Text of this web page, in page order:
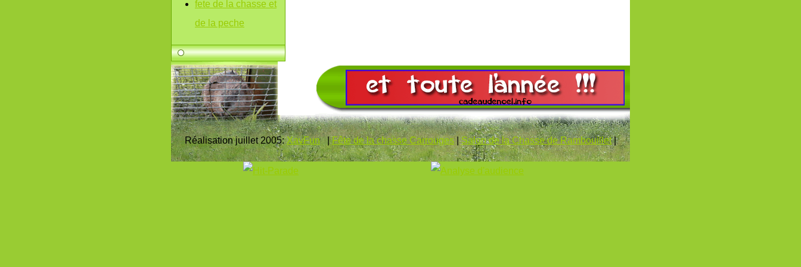
fete de la chasse et
de la peche
Réalisation juillet 2005:XavFun|Fête de la chasse Carrouges|Salon de la Chasse de Rambouillet|